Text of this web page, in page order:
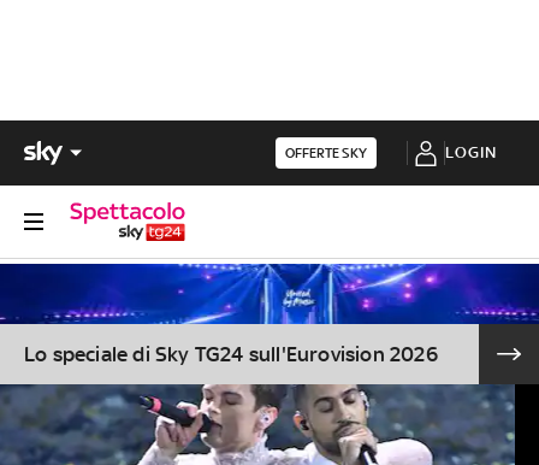
OFFERTE SKY LOGIN
Lo speciale di Sky TG24 sull'Eurovision 2026